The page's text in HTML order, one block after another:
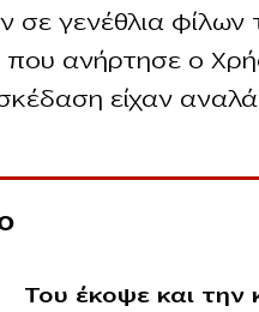
σε γενέθλια φίλων
που ανήρτησε ο
είχαν
Του έκοψε και την